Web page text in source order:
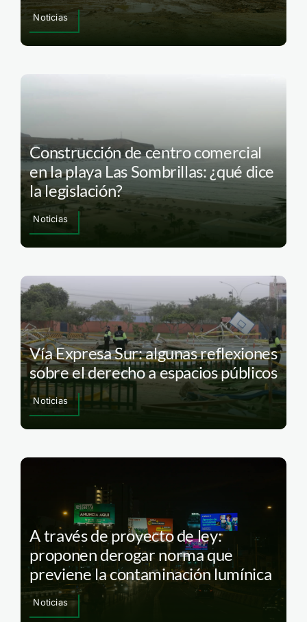
Noticias
Construcción de centro comercial
en la playa Las Sombrillas: ¿qué dice
la legislación?
Noticias
Vía Expresa Sur: algunas reflexiones
sobre el derecho a espacios públicos
Noticias
A través de proyecto de ley:
proponen derogar norma que
previene la contaminación lumínica
Noticias